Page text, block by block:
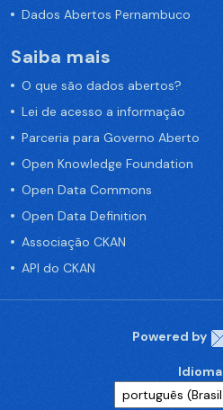
Dados Abertos Pernambuco
Saiba mais
O que são dados abertos?
Lei de acesso a informação
Parceria para Governo Aberto
Open Knowledge Foundation
Open Data Commons
Open Data Definition
Associação CKAN
API do CKAN
Powered by
Idioma